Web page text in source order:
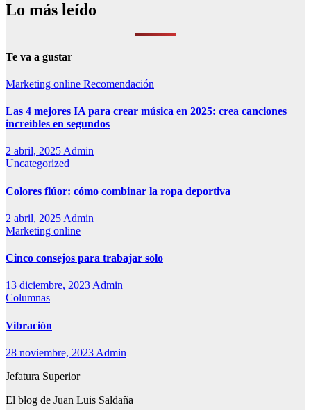
Lo más leído
Te va a gustar
Marketing online Recomendación
Las 4 mejores IA para crear música en 2025: crea canciones
increíbles en segundos
2 abril, 2025Admin
Uncategorized
Colores flúor: cómo combinar la ropa deportiva
2 abril, 2025 Admin
Marketing online
Cinco consejos para trabajar solo
13 diciembre, 2023Admin
Columnas
Vibración
28 noviembre, 2023 Admin
Jefatura Superior
El blog de Juan Luis Saldaña